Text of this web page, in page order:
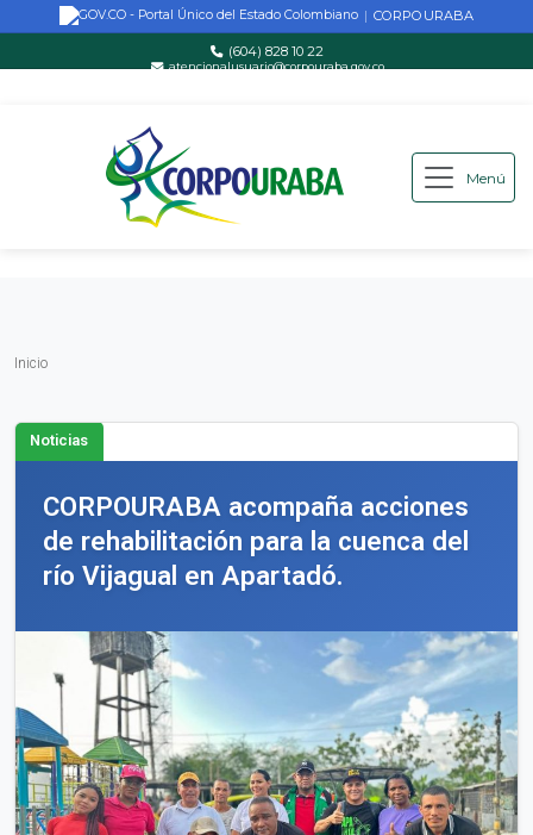
Saltar al contenido principal
| CORPOURABA
(604) 828 10 22
atencionalusuario@corpouraba.gov.co
Menú
Inicio
Noticias
CORPOURABA acompaña acciones
de rehabilitación para la cuenca del
río Vijagual en Apartadó.